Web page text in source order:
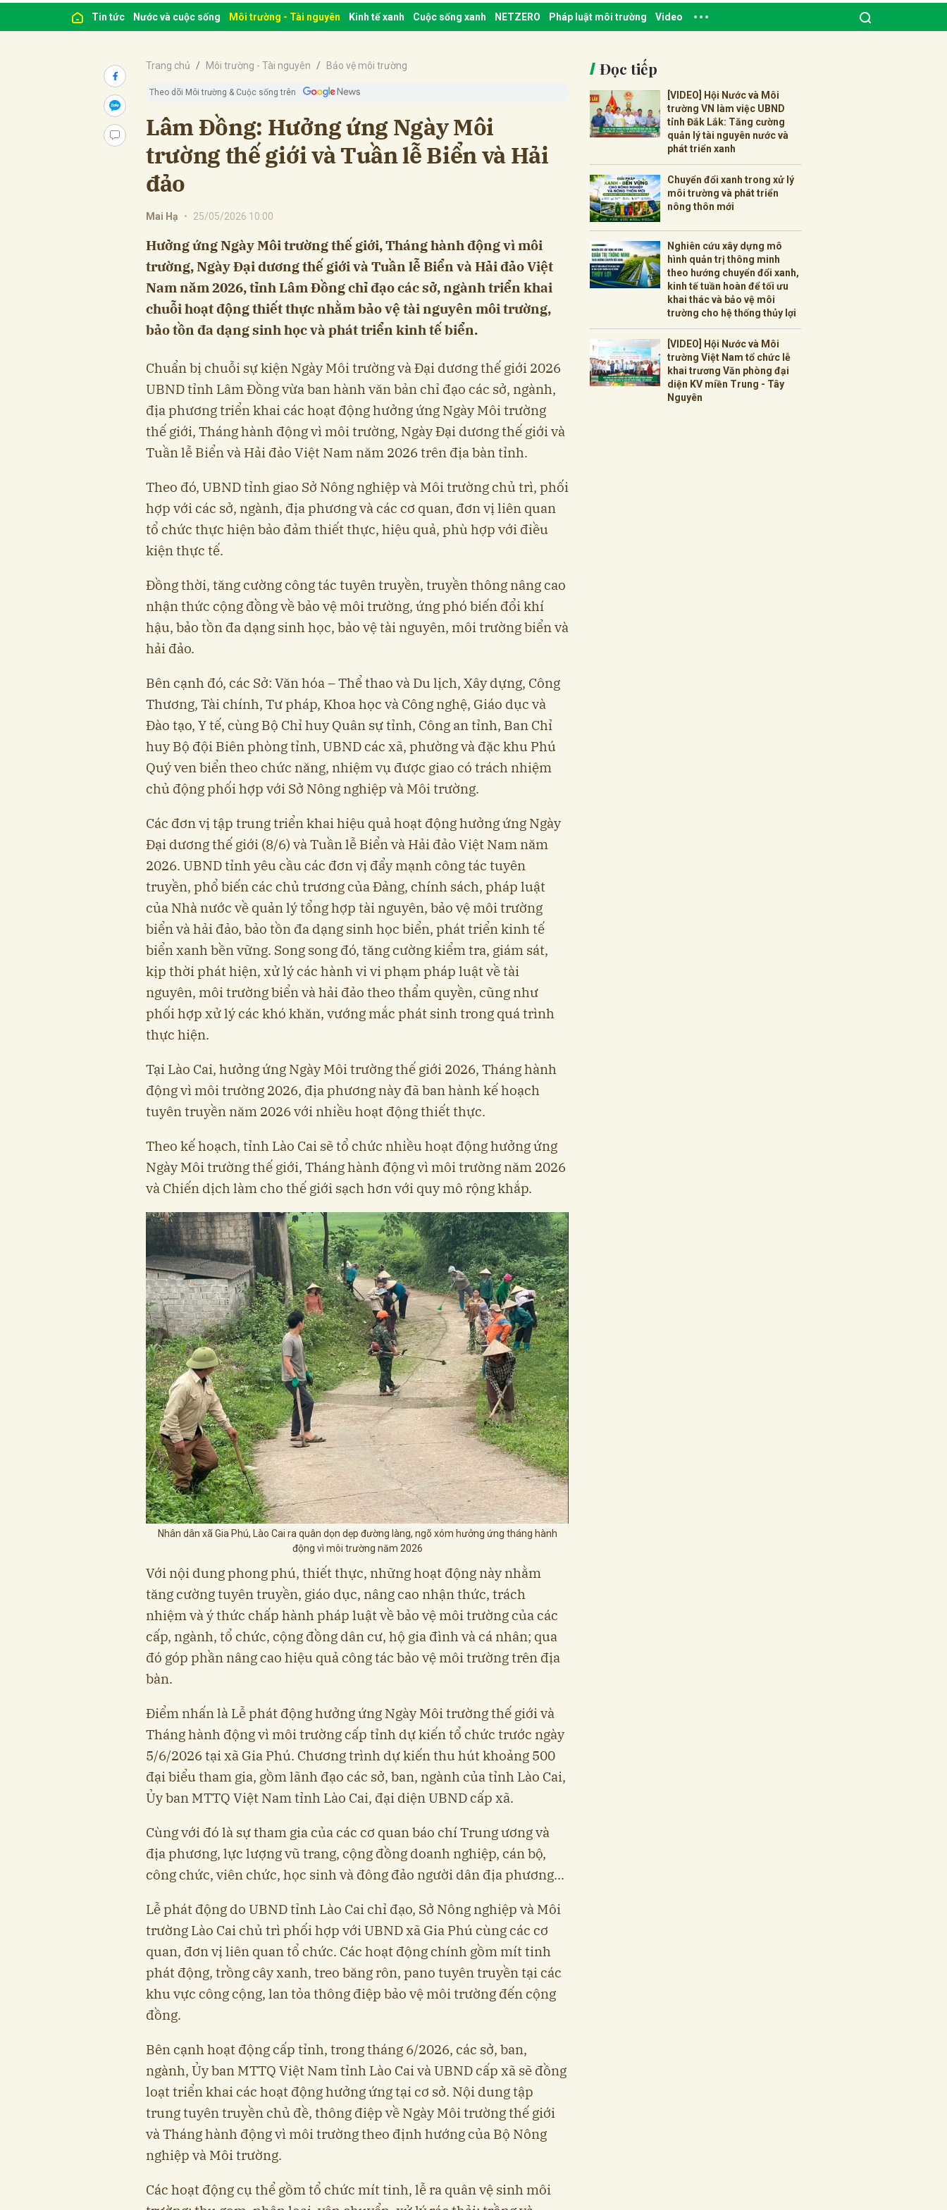
Tin tức Nước và cuộc sống Môi trường - Tài nguyên Kinh tế xanh Cuộc sống xanh NETZERO Pháp luật môi trường Video
Trang chủ Môi trường - Tài nguyên Bảo vệ môi trường
Theo dõi Môi trường & Cuộc sống trên
Lâm Đồng: Hưởng ứng Ngày Môi
trường thế giới và Tuần lễ Biển và Hải
đảo
Mai Hạ • 25/05/2026 10:00
Hưởng ứng Ngày Môi trường thế giới, Tháng hành động vì môi
trường, Ngày Đại dương thế giới và Tuần lễ Biển và Hải đảo Việt
Nam năm 2026, tỉnh Lâm Đồng chỉ đạo các sở, ngành triển khai
chuỗi hoạt động thiết thực nhằm bảo vệ tài nguyên môi trường,
bảo tồn đa dạng sinh học và phát triển kinh tế biển.
Chuẩn bị chuỗi sự kiện Ngày Môi trường và Đại dương thế giới 2026
UBND tỉnh Lâm Đồng vừa ban hành văn bản chỉ đạo các sở, ngành,
địa phương triển khai các hoạt động hưởng ứng Ngày Môi trường
thế giới, Tháng hành động vì môi trường, Ngày Đại dương thế giới và
Tuần lễ Biển và Hải đảo Việt Nam năm 2026 trên địa bàn tỉnh.
Theo đó, UBND tỉnh giao Sở Nông nghiệp và Môi trường chủ trì, phối
hợp với các sở, ngành, địa phương và các cơ quan, đơn vị liên quan
tổ chức thực hiện bảo đảm thiết thực, hiệu quả, phù hợp với điều
kiện thực tế.
Đồng thời, tăng cường công tác tuyên truyền, truyền thông nâng cao
nhận thức cộng đồng về bảo vệ môi trường, ứng phó biến đổi khí
hậu, bảo tồn đa dạng sinh học, bảo vệ tài nguyên, môi trường biển và
hải đảo.
Bên cạnh đó, các Sở: Văn hóa – Thể thao và Du lịch, Xây dựng, Công
Thương, Tài chính, Tư pháp, Khoa học và Công nghệ, Giáo dục và
Đào tạo, Y tế, cùng Bộ Chỉ huy Quân sự tỉnh, Công an tỉnh, Ban Chỉ
huy Bộ đội Biên phòng tỉnh, UBND các xã, phường và đặc khu Phú
Quý ven biển theo chức năng, nhiệm vụ được giao có trách nhiệm
chủ động phối hợp với Sở Nông nghiệp và Môi trường.
Các đơn vị tập trung triển khai hiệu quả hoạt động hưởng ứng Ngày
Đại dương thế giới (8/6) và Tuần lễ Biển và Hải đảo Việt Nam năm
2026. UBND tỉnh yêu cầu các đơn vị đẩy mạnh công tác tuyên
truyền, phổ biến các chủ trương của Đảng, chính sách, pháp luật
của Nhà nước về quản lý tổng hợp tài nguyên, bảo vệ môi trường
biển và hải đảo, bảo tồn đa dạng sinh học biển, phát triển kinh tế
biển xanh bền vững. Song song đó, tăng cường kiểm tra, giám sát,
kịp thời phát hiện, xử lý các hành vi vi phạm pháp luật về tài
nguyên, môi trường biển và hải đảo theo thẩm quyền, cũng như
phối hợp xử lý các khó khăn, vướng mắc phát sinh trong quá trình
thực hiện.
Tại Lào Cai, hưởng ứng Ngày Môi trường thế giới 2026, Tháng hành
động vì môi trường 2026, địa phương này đã ban hành kế hoạch
tuyên truyền năm 2026 với nhiều hoạt động thiết thực.
Theo kế hoạch, tỉnh Lào Cai sẽ tổ chức nhiều hoạt động hưởng ứng
Ngày Môi trường thế giới, Tháng hành động vì môi trường năm 2026
và Chiến dịch làm cho thế giới sạch hơn với quy mô rộng khắp.
Nhân dân xã Gia Phú, Lào Cai ra quân dọn dẹp đường làng, ngõ xóm hưởng ứng tháng hành
động vì môi trường năm 2026
Với nội dung phong phú, thiết thực, những hoạt động này nhằm
tăng cường tuyên truyền, giáo dục, nâng cao nhận thức, trách
nhiệm và ý thức chấp hành pháp luật về bảo vệ môi trường của các
cấp, ngành, tổ chức, cộng đồng dân cư, hộ gia đình và cá nhân; qua
đó góp phần nâng cao hiệu quả công tác bảo vệ môi trường trên địa
bàn.
Điểm nhấn là Lễ phát động hưởng ứng Ngày Môi trường thế giới và
Tháng hành động vì môi trường cấp tỉnh dự kiến tổ chức trước ngày
5/6/2026 tại xã Gia Phú. Chương trình dự kiến thu hút khoảng 500
đại biểu tham gia, gồm lãnh đạo các sở, ban, ngành của tỉnh Lào Cai,
Ủy ban MTTQ Việt Nam tỉnh Lào Cai, đại diện UBND cấp xã.
Cùng với đó là sự tham gia của các cơ quan báo chí Trung ương và
địa phương, lực lượng vũ trang, cộng đồng doanh nghiệp, cán bộ,
công chức, viên chức, học sinh và đông đảo người dân địa phương...
Lễ phát động do UBND tỉnh Lào Cai chỉ đạo, Sở Nông nghiệp và Môi
trường Lào Cai chủ trì phối hợp với UBND xã Gia Phú cùng các cơ
quan, đơn vị liên quan tổ chức. Các hoạt động chính gồm mít tinh
phát động, trồng cây xanh, treo băng rôn, pano tuyên truyền tại các
khu vực công cộng, lan tỏa thông điệp bảo vệ môi trường đến cộng
đồng.
Bên cạnh hoạt động cấp tỉnh, trong tháng 6/2026, các sở, ban,
ngành, Ủy ban MTTQ Việt Nam tỉnh Lào Cai và UBND cấp xã sẽ đồng
loạt triển khai các hoạt động hưởng ứng tại cơ sở. Nội dung tập
trung tuyên truyền chủ đề, thông điệp về Ngày Môi trường thế giới
và Tháng hành động vì môi trường theo định hướng của Bộ Nông
nghiệp và Môi trường.
Các hoạt động cụ thể gồm tổ chức mít tinh, lễ ra quân vệ sinh môi
Đọc tiếp
[VIDEO] Hội Nước và Môi
trường VN làm việc UBND
tỉnh Đắk Lắk: Tăng cường
quản lý tài nguyên nước và
phát triển xanh
Chuyển đổi xanh trong xử lý
môi trường và phát triển
nông thôn mới
Nghiên cứu xây dựng mô
hình quản trị thông minh
theo hướng chuyển đổi xanh,
kinh tế tuần hoàn để tối ưu
khai thác và bảo vệ môi
trường cho hệ thống thủy lợi
[VIDEO] Hội Nước và Môi
trường Việt Nam tổ chức lễ
khai trương Văn phòng đại
diện KV miền Trung - Tây
Nguyên